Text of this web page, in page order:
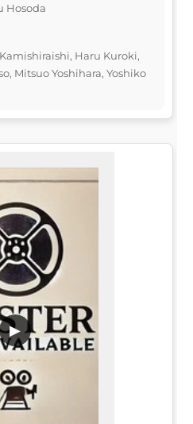
Hosoda
Haru Kuroki,
Mitsuo Yoshihara, Yoshiko
▶